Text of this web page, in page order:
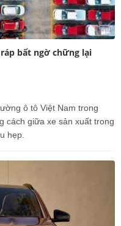
bất ngờ chững lại
ô tô Việt Nam trong
cách giữa xe sản xuất trong
hẹp.